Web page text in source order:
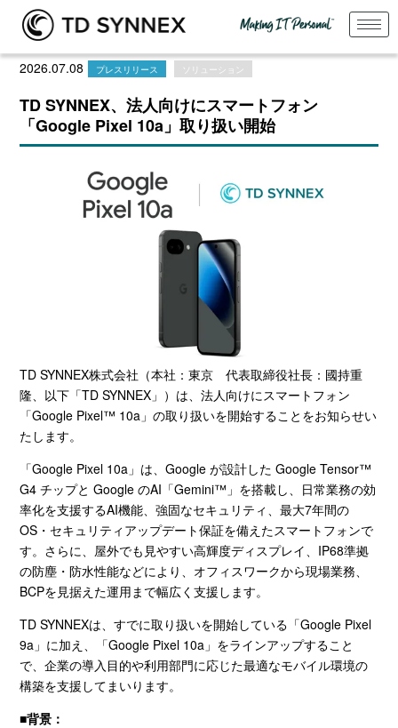
2026.07.08 プレスリリース ソリューション
TD SYNNEX、法人向けにスマートフォン
「Google Pixel 10a」取り扱い開始
TD SYNNEX株式会社（本社：東京 代表取締役社長：國持重
隆、以下「TD SYNNEX 」）は、法人向けにスマートフォン
「Google Pixel™ 10a」の取り扱いを開始することをお知らせい
たします。
「Google Pixel 10a 」は、Googleが設計したGoogle Tensor™
G4 チップとGoogleのAI「Gemini™」を搭載し、日常業務の効
率化を支援するAI機能、強固なセキュリティ、最大7年間の
OS ・セキュリティアップデート保証を備えたスマートフォンで
す。さらに、屋外でも見やすい高輝度ディスプレイ、 IP68準拠
の防塵・防水性能などにより、オフィスワークから現場業務、
BCPを見据えた運用まで幅広く支援します。
TD SYNNEXは、すでに取り扱いを開始している「Google Pixel
9a 」に加え、「Google Pixel 10a 」をラインアップすること
で、企業の導入目的や利用部門に応じた最適なモバイル環境の
構築を支援してまいります。
■背景：